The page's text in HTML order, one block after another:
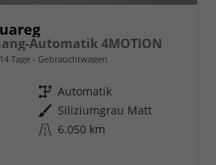
Automatik 4MOTION
14 Tage Gebrauchtwagen
Getriebe Automatik
Außenfarbe Siliziumgrau Matt
Kilometerstand 6.050 km